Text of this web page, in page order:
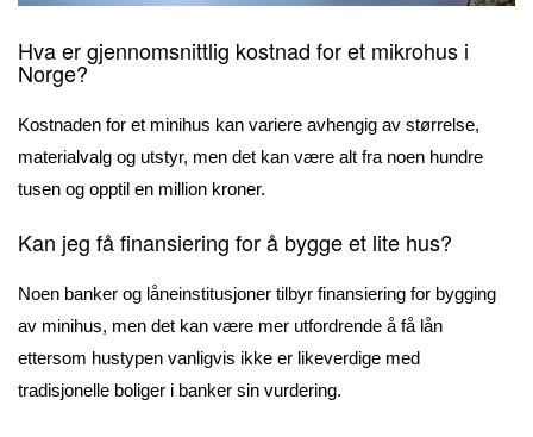
Hva er gjennomsnittlig kostnad for et mikrohus i
Norge?
Kostnaden for et minihus kan variere avhengig av størrelse,
materialvalg og utstyr, men det kan være alt fra noen hundre
tusen og opptil en million kroner.
Kan jeg få finansiering for å bygge et lite hus?
Noen banker og låneinstitusjoner tilbyr finansiering for bygging
av minihus, men det kan være mer utfordrende å få lån
ettersom hustypen vanligvis ikke er likeverdige med
tradisjonelle boliger i banker sin vurdering.